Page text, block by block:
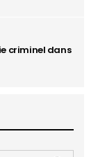
criminel dans